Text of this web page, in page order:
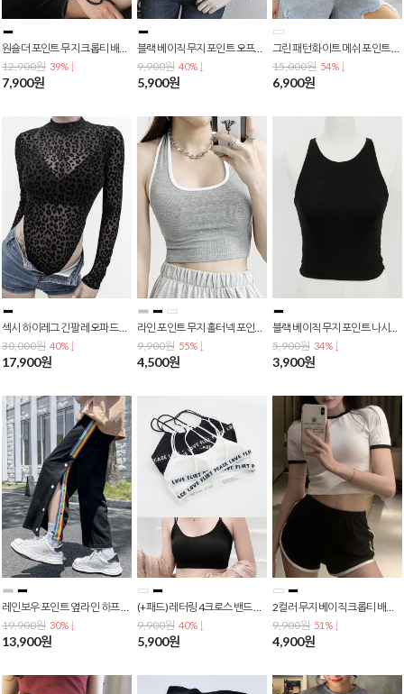
원숄더 포인트 무지 크롭티 배꼽티 크롭탑 긴팔티셔츠 T-0090
12,900원 39% ↓
7,900원
블랙 베이직 무지 포인트 오프숄더 티 / 숏티 T-0089
9,900원 40% ↓
5,900원
그린 패턴 화이트 메쉬 포인트 망사 긴팔티 크롭 배꼽티 크롭탑 숏티 T-0087
15,000원 54% ↓
6,900원
30,000원 40% ↓
17,900원
9,900원 55% ↓
4,500원
5,900원 34% ↓
3,900원
19,900원 30% ↓
13,900원
9,900원 40% ↓
5,900원
9,900원 51% ↓
4,900원